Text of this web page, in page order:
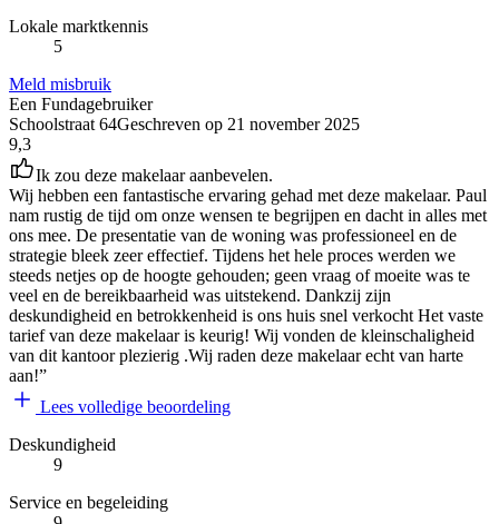
Lokale marktkennis
5
Meld misbruik
Een Fundagebruiker
Schoolstraat 64Geschreven op 21 november 2025
9,3
Ik zou deze makelaar aanbevelen.
Wij hebben een fantastische ervaring gehad met deze makelaar. Paul
nam rustig de tijd om onze wensen te begrijpen en dacht in alles met
ons mee. De presentatie van de woning was professioneel en de
strategie bleek zeer effectief. Tijdens het hele proces werden we
steeds netjes op de hoogte gehouden; geen vraag of moeite was te
veel en de bereikbaarheid was uitstekend. Dankzij zijn
deskundigheid en betrokkenheid is ons huis snel verkocht Het vaste
tarief van deze makelaar is keurig! Wij vonden de kleinschaligheid
van dit kantoor plezierig .Wij raden deze makelaar echt van harte
aan!”
Lees volledige beoordeling
Deskundigheid
9
Service en begeleiding